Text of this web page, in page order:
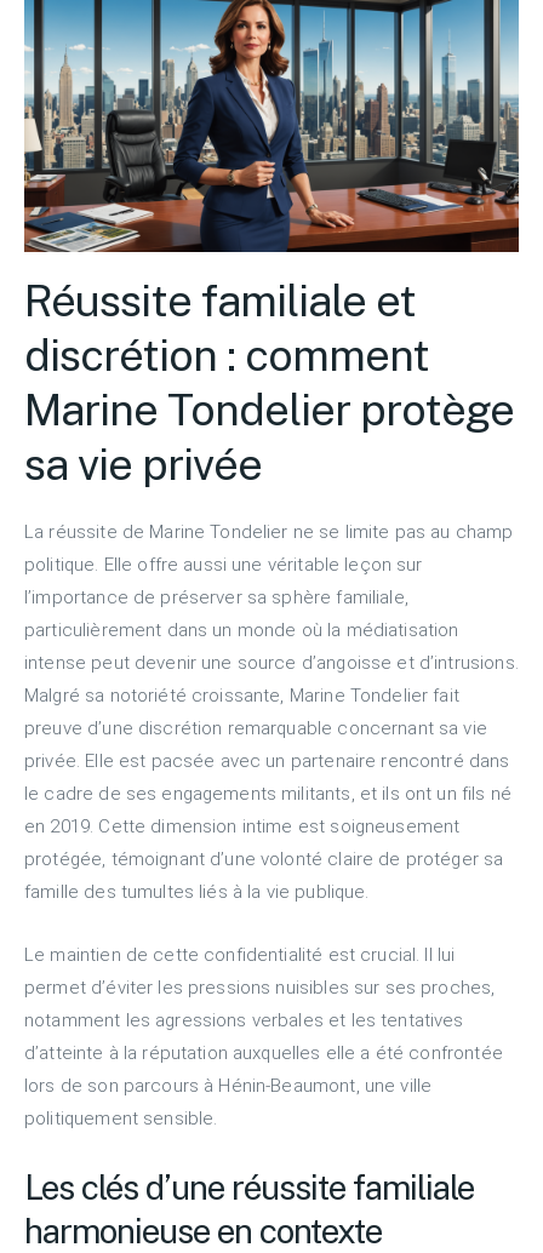
Réussite familiale et
discrétion : comment
Marine Tondelier protège
sa vie privée
La réussite de Marine Tondelier ne se limite pas au champ
politique. Elle offre aussi une véritable leçon sur
l’importance de préserver sa sphère familiale,
particulièrement dans un monde où la médiatisation
intense peut devenir une source d’angoisse et d’intrusions.
Malgré sa notoriété croissante, Marine Tondelier fait
preuve d’une discrétion remarquable concernant sa vie
privée. Elle est pacsée avec un partenaire rencontré dans
le cadre de ses engagements militants, et ils ont un fils né
en 2019. Cette dimension intime est soigneusement
protégée, témoignant d’une volonté claire de protéger sa
famille des tumultes liés à la vie publique.
Le maintien de cette confidentialité est crucial. Il lui
permet d’éviter les pressions nuisibles sur ses proches,
notamment les agressions verbales et les tentatives
d’atteinte à la réputation auxquelles elle a été confrontée
lors de son parcours à Hénin-Beaumont, une ville
politiquement sensible.
Les clés d’une réussite familiale
harmonieuse en contexte